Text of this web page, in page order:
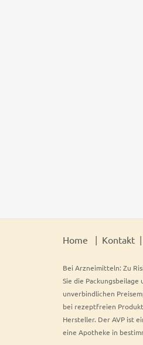
Home Kontakt
Bei Arzneimitteln: Zu
Sie die
unverbindlichen
bei rezeptfreien
Hersteller. Der AVP ist
eine Apotheke in